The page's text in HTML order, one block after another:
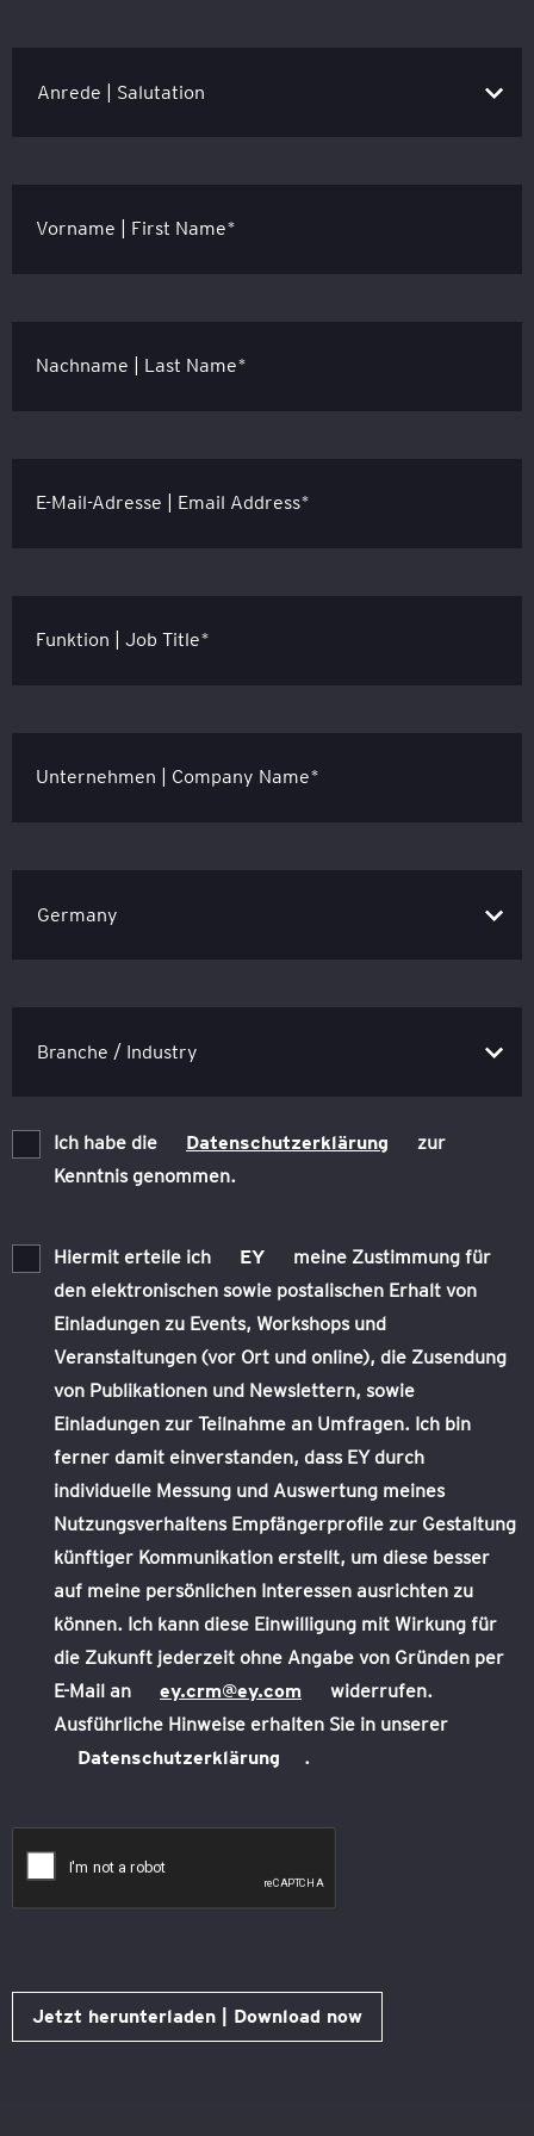
Vorname | First Name*
Nachname | Last Name*
E-Mail-Adresse | Email Address*
Funktion | Job Title*
Unternehmen | Company Name*
Ich habe die Datenschutzerklärung
zur
Kenntnis genommen.
Hiermit erteile ich EY
meine Zustimmung für
den elektronischen sowie postalischen Erhalt von
Einladungen zu Events, Workshops und
Veranstaltungen (vor Ort und online), die Zusendung
von Publikationen und Newslettern, sowie
Einladungen zur Teilnahme an Umfragen. Ich bin
ferner damit einverstanden, dass EY durch
individuelle Messung und Auswertung meines
Nutzungsverhaltens Empfängerprofile zur Gestaltung
künftiger Kommunikation erstellt, um diese besser
auf meine persönlichen Interessen ausrichten zu
können. Ich kann diese Einwilligung mit Wirkung für
die Zukunft jederzeit ohne Angabe von Gründen per
E-Mail an
ey.crm@ey.com
widerrufen.
Ausführliche Hinweise erhalten Sie in unserer
Datenschutzerklärung
.
Jetzt herunterladen | Download now